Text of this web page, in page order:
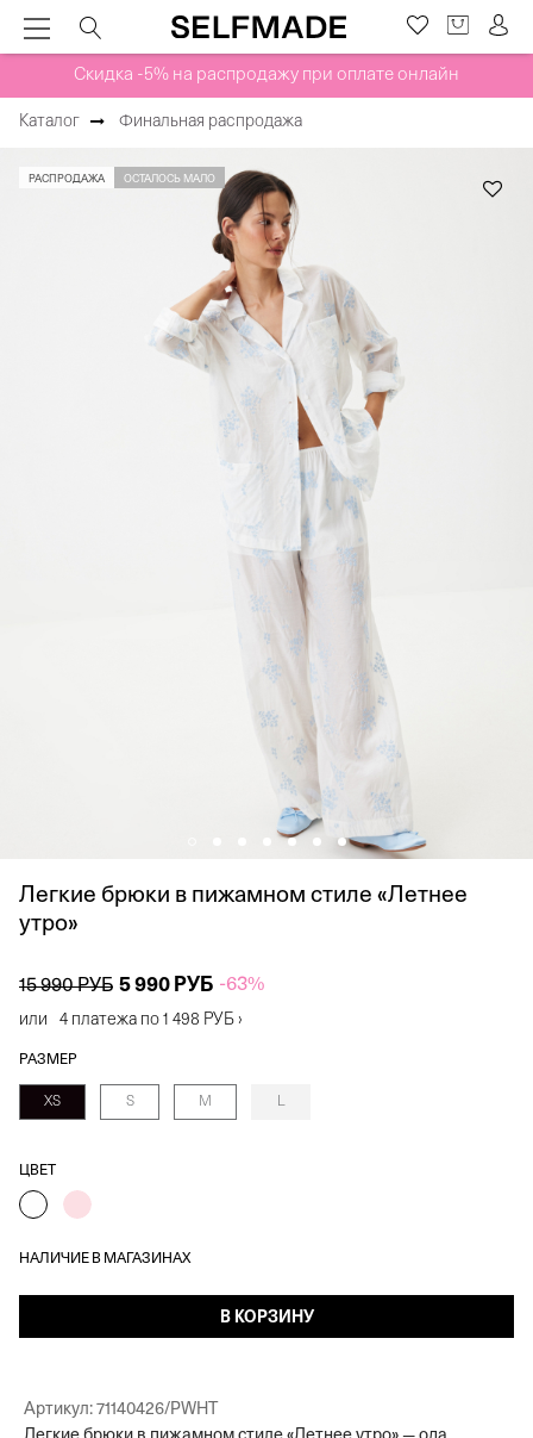
Скидка -5% на распродажу при оплате онлайн
Каталог Финальная распродажа
РАСПРОДАЖА ОСТАЛОСЬ МАЛО
Легкие брюки в пижамном стиле «Летнее
утро»
15 990 РУБ 5 990 РУБ -63%
или 4 платежа по 1 498 РУБ ›
РАЗМЕР
XS S M L
ЦВЕТ
В КОРЗИНУ
НАЛИЧИЕ В МАГАЗИНАХ
Артикул: 71140426/PWHT